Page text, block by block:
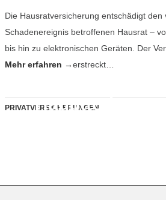
Die Hausratversicherung entschädigt den
Schadenereignis betroffenen Hausrat –
bis hin zu elektronischen Geräten. Der
erstreckt…
Mehr erfahren →
PRIVATVERSICHERUNGEN